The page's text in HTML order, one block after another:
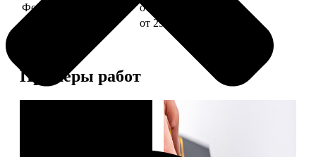
ФотоКниги "Лайт"
от 2990
ФотоКниги "Софт"
от 2990
Примеры работ